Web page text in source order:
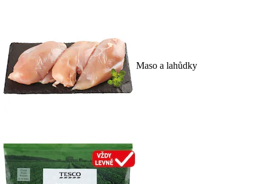
Maso a lahůdky